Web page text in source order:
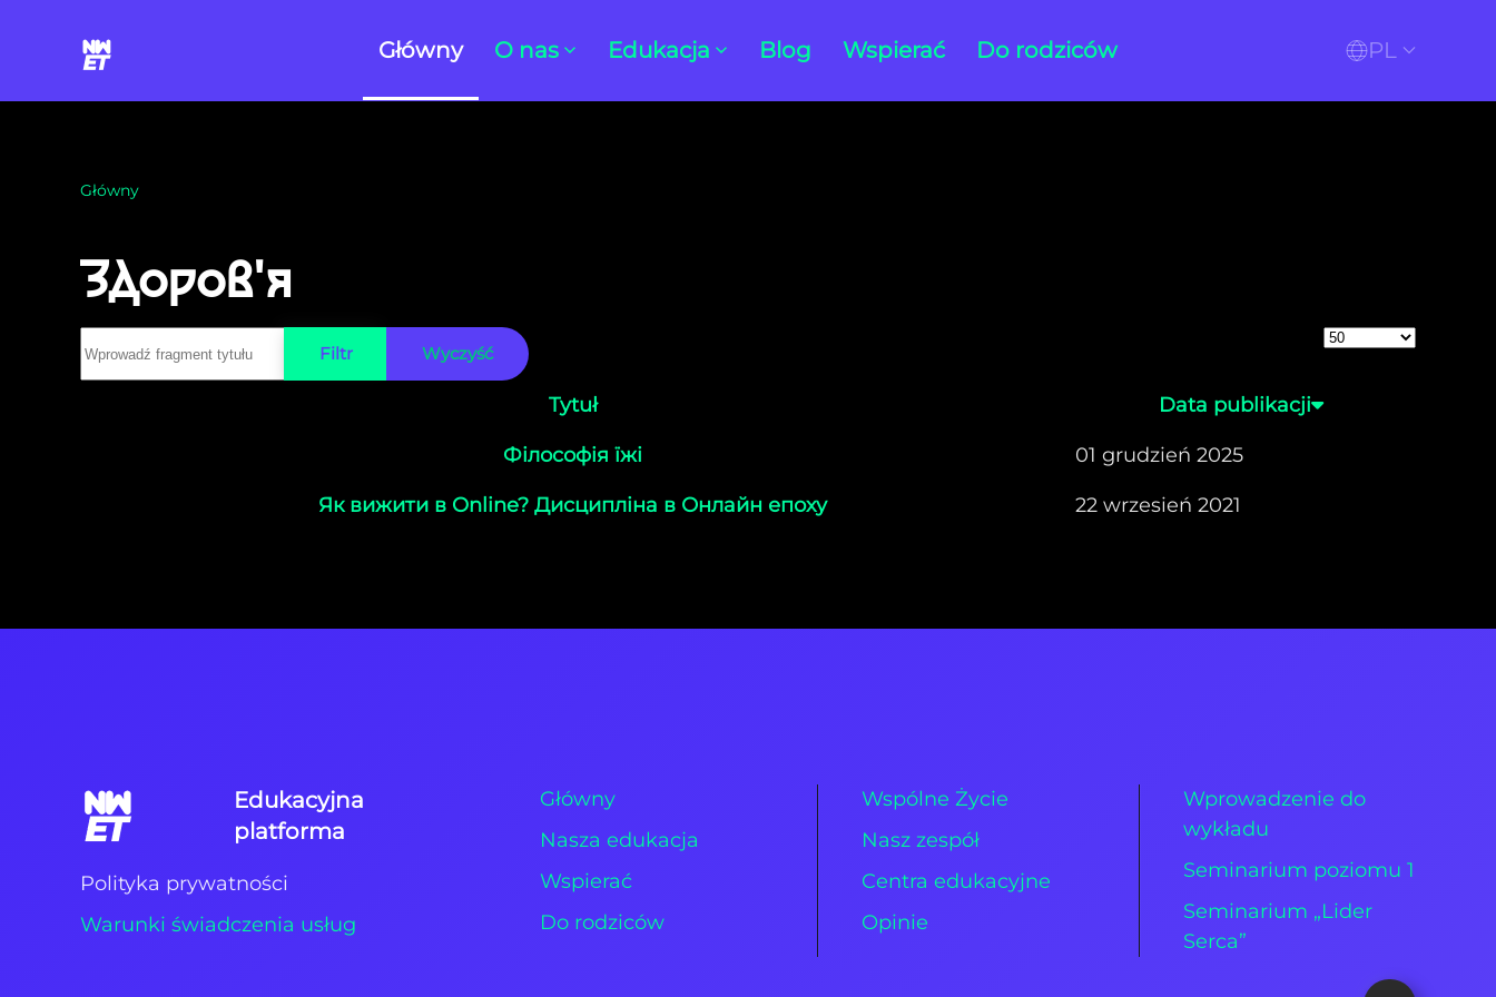
Skip to main content
Główny O nas Edukacja Blog Wspierać Do rodziców PL
Główny
Здоров'я
Wprowadź fragment tytułu
Filtr Wyczyść
Pokaż #
Tytuł Data publikacji
Філософія їжі 01 grudzień 2025
Як вижити в Online? Дисципліна в Онлайн епоху 22 wrzesień 2021
Edukacyjna
platforma
Polityka prywatności
Warunki świadczenia usług
Główny
Nasza edukacja
Wspierać
Do rodziców
Wspólne Życie
Nasz zespół
Centra edukacyjne
Opinie
Wprowadzenie do
wykładu
Seminarium poziomu 1
Seminarium „Lider
Serca”